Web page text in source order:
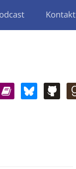
Kontakt